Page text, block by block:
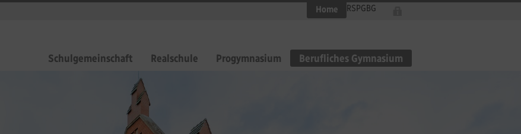
Home RSPGBG
Schulgemeinschaft Realschule Progymnasium Berufliches Gymnasium